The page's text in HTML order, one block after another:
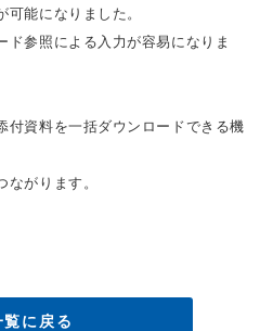
能になりました。
参照による入力が容易になりま
資料を一括ダウンロードできる機
がります。
覧に戻る